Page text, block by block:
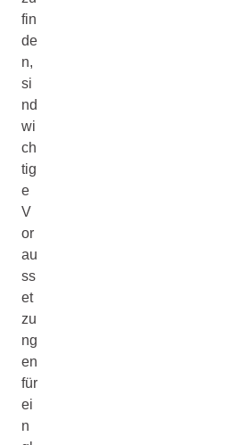
fin
de
n,
si
nd
wi
ch
tig
e
V
or
au
ss
et
zu
ng
en
für
ei
n